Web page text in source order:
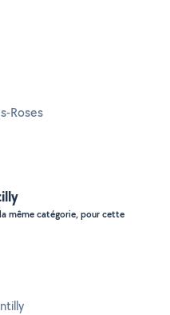
Roses
même catégorie, pour cette